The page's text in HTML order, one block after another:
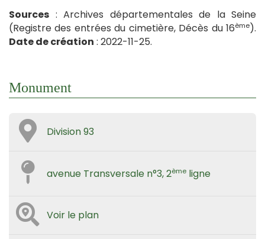
Sources : Archives départementales de la Seine
(Registre des entrées du cimetière, Décès du 16ème).
Date de création : 2022-11-25.
Monument
Division 93
avenue Transversale n°3, 2ème ligne
Voir le plan